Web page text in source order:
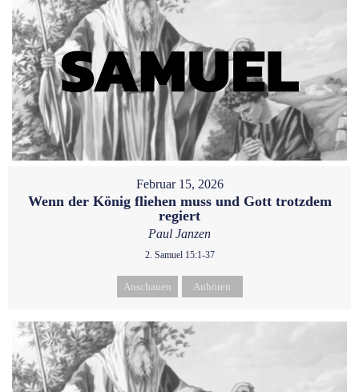
Februar 15, 2026
Wenn der König fliehen muss und Gott trotzdem
regiert
Paul Janzen
2. Samuel 15:1-37
Anschauen Anhören